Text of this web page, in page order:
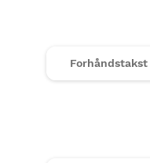
Forhåndstakst